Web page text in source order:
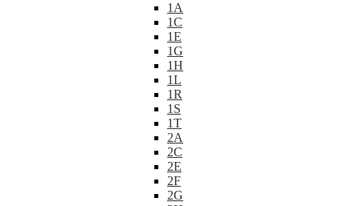
1A
1C
1E
1G
1H
1L
1R
1S
1T
2A
2C
2E
2F
2G